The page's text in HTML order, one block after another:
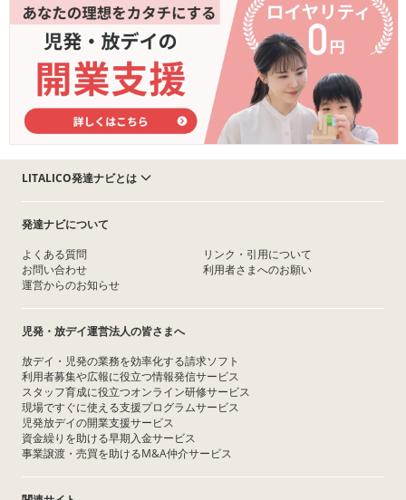
LITALICO発達ナビとは
発達ナビについて
よくある質問
お問い合わせ
運営からのお知らせ
リンク・引用について
利用者さまへのお願い
児発・放デイ運営法人の皆さまへ
放デイ・児発の業務を効率化する請求ソフト
利用者募集や広報に役立つ情報発信サービス
スタッフ育成に役立つオンライン研修サービス
現場ですぐに使える支援プログラムサービス
児発放デイの開業支援サービス
資金繰りを助ける早期入金サービス
事業譲渡・売買を助けるM&A仲介サービス